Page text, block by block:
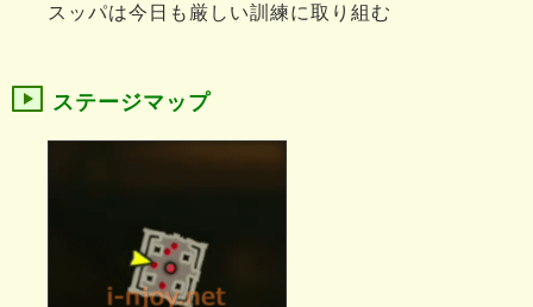
スッパは今日も厳しい訓練に取り組む
ステージマップ